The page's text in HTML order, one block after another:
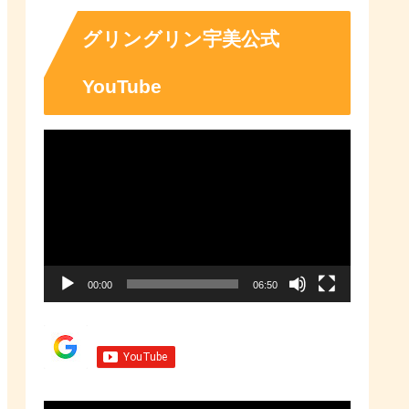
の魅力を知ったうえで、あなたが
応援したい地域に簡単・便利にふ
るさと納税で寄付ができます。
グリングリン宇美公式
YouTube
00:00 06:50